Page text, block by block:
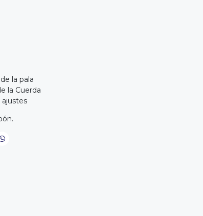
la pala
la Cuerda
ajustes